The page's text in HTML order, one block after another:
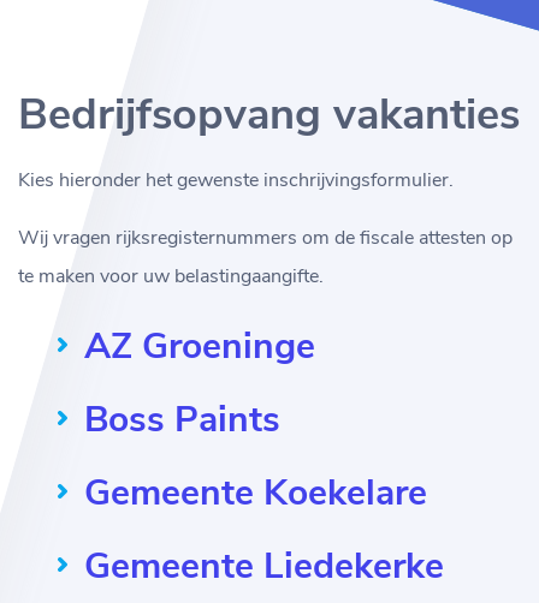
Bedrijfsopvang vakanties
Kies hieronder het gewenste inschrijvingsformulier.
Wij vragen rijksregisternummers om de fiscale attesten op
te maken voor uw belastingaangifte.
AZ Groeninge
Boss Paints
Gemeente Koekelare
Gemeente Liedekerke